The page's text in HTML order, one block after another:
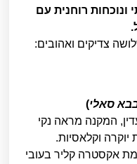
ונוכחות רוחנית עם
צדיקים ואהובים:
סאלי)
המקנה מראה נקי
וקלאסיות.
אקסטרה קליר בעובי